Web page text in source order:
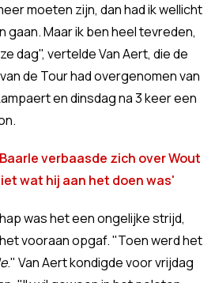
moeten zijn, dan had ik wellicht
gaan. Maar ik ben heel tevreden,
dag", vertelde Van Aert, die de
de Tour had overgenomen van
en dinsdag na 3 keer een
verbaasde zich over Wout
wat hij aan het doen was'
was het een ongelijke strijd,
vooraan opgaf. "Toen werd het
." Van Aert kondigde voor vrijdag